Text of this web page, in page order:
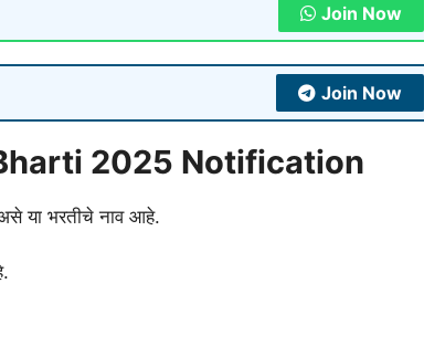
Join Now
Join Now
2025 Notification
या भरतीचे नाव आहे.